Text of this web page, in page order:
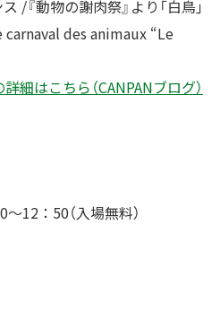
/『動物の謝肉祭』より「白鳥｣
des animaux “Le
細はこちら（CANPANブログ）
12：50（入場無料）